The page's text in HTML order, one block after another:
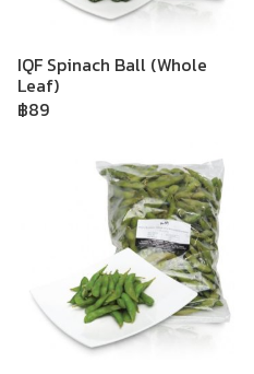
IQF Spinach Ball (Whole
Leaf)
฿89